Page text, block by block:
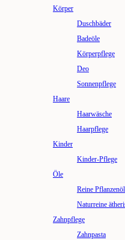
Körper
Duschbäder
Badeöle
Körperpflege
Deo
Sonnenpflege
Haare
Haarwäsche
Haarpflege
Kinder
Kinder-Pflege
Öle
Reine
Naturreine
Zahnpflege
Zahnpasta